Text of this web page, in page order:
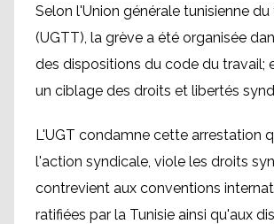
Selon l'Union générale tunisienne du
(UGTT), la grève a été organisée
des dispositions du code du travail;
un ciblage des droits et libertés
L'UGT condamne cette arrestation
l'action syndicale, viole les droits
contrevient aux conventions
ratifiées par la Tunisie ainsi qu'aux